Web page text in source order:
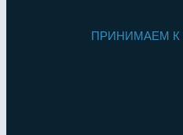
ПРИНИМАЕМ К